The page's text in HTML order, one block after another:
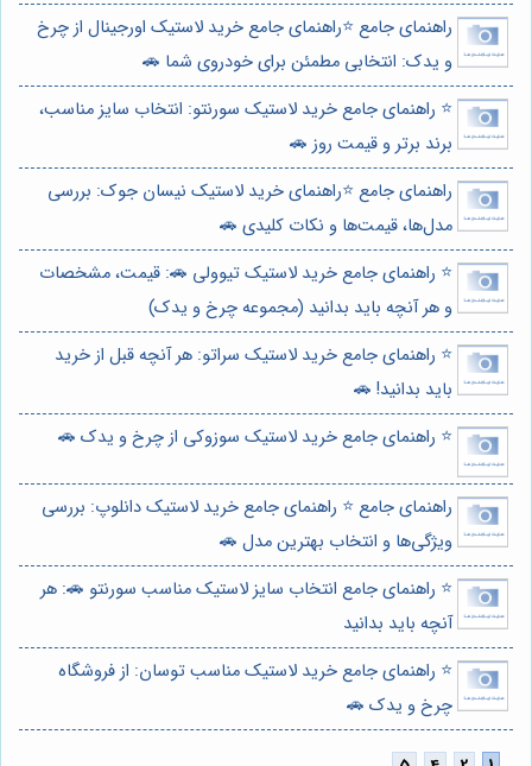
راهنمای جامع ⭐️راهنمای جامع خرید لاستیک اورجینال از چرخ
و یدک: انتخابی مطمئن برای خودروی شما 🚗
⭐️ راهنمای جامع خرید لاستیک سورنتو: انتخاب سایز مناسب،
برند برتر و قیمت روز 🚗
راهنمای جامع ⭐️راهنمای خرید لاستیک نیسان جوک: بررسی
مدل‌ها، قیمت‌ها و نکات کلیدی 🚗
⭐️ راهنمای جامع خرید لاستیک تیوولی 🚗: قیمت، مشخصات
و هر آنچه باید بدانید (مجموعه چرخ و یدک)
⭐️ راهنمای جامع خرید لاستیک سراتو: هر آنچه قبل از خرید
باید بدانید! 🚗
⭐️ راهنمای جامع خرید لاستیک سوزوکی از چرخ و یدک 🚗
راهنمای جامع ⭐️ راهنمای جامع خرید لاستیک دانلوپ: بررسی
ویژگی‌ها و انتخاب بهترین مدل 🚗
⭐️ راهنمای جامع انتخاب سایز لاستیک مناسب سورنتو 🚗: هر
آنچه باید بدانید
⭐️ راهنمای جامع خرید لاستیک مناسب توسان: از فروشگاه
چرخ و یدک 🚗